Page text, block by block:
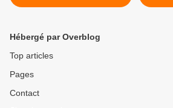
Hébergé par Overblog
Top articles
Pages
Contact